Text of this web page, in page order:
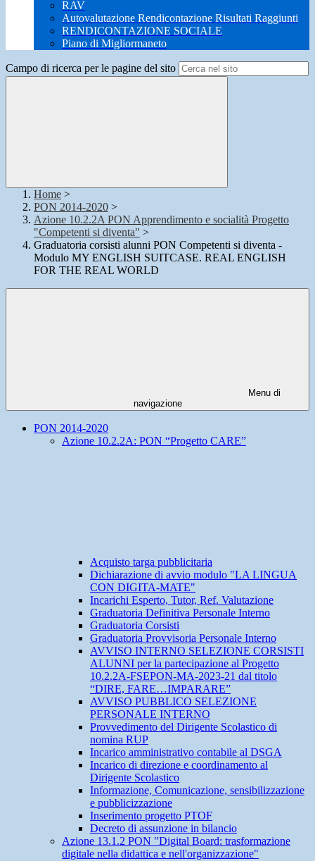
RAV
Autovalutazione Rendicontazione Risultati Raggiunti
RENDICONTAZIONE SOCIALE
Piano di Migliormaneto
Campo di ricerca per le pagine del sito
Home >
PON 2014-2020 >
Azione 10.2.2A PON Apprendimento e socialità Progetto
"Competenti si diventa" >
Graduatoria corsisti alunni PON Competenti si diventa -
Modulo MY ENGLISH SUITCASE. REAL ENGLISH
FOR THE REAL WORLD
Menu di
navigazione
PON 2014-2020
Azione 10.2.2A: PON “Progetto CARE”
Acquisto targa pubblicitaria
Dichiarazione di avvio modulo "LA LINGUA
CON DIGITA-MATE"
Incarichi Esperto, Tutor, Ref. Valutazione
Graduatoria Definitiva Personale Interno
Graduatoria Corsisti
Graduatoria Provvisoria Personale Interno
AVVISO INTERNO SELEZIONE CORSISTI
ALUNNI per la partecipazione al Progetto
10.2.2A-FSEPON-MA-2023-21 dal titolo
“DIRE, FARE…IMPARARE”
AVVISO PUBBLICO SELEZIONE
PERSONALE INTERNO
Provvedimento del Dirigente Scolastico di
nomina RUP
Incarico amministrativo contabile al DSGA
Incarico di direzione e coordinamento al
Dirigente Scolastico
Informazione, Comunicazione, sensibilizzazione
e pubblicizzazione
Inserimento progetto PTOF
Decreto di assunzione in bilancio
Azione 13.1.2 PON "Digital Board: trasformazione
digitale nella didattica e nell'organizzazione"